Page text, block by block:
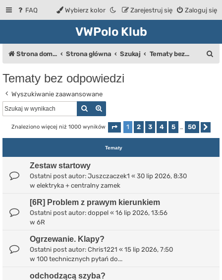
FAQ Zaloguj się
Zarejestruj się
Wybierz kolor
VWPolo Klub
Strona domowa Strona główna Szukaj Tematy bez odpowiedzi
Tematy bez odpowiedzi
Wyszukiwanie zaawansowane
Szukaj
Znaleziono więcej niż 1000 wyników Strona z50
1 2 3 4 5 … 50
Tematy
Zestaw startowy
Ostatni post autor: Juszczaczek1 « 30 lip 2026, 8:30
w elektryka + centralny zamek
[6R] Problem z prawym kierunkiem
Ostatni post autor: doppel « 16 lip 2026, 13:56
w 6R
Ogrzewanie. Klapy?
Ostatni post autor: Chris1221 « 15 lip 2026, 7:50
w 100 technicznych pytań do...
odchodzącą szyba?